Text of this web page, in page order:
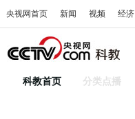
央视网首页 新闻 视频 经济
科教首页 分类点播